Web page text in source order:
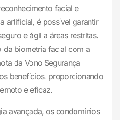
facial e
artificial, é possível garantir
e ágil a áreas restritas.
da biometria facial com a
da Vono Segurança
benefícios, proporcionando
e eficaz.
avançada, os condomínios